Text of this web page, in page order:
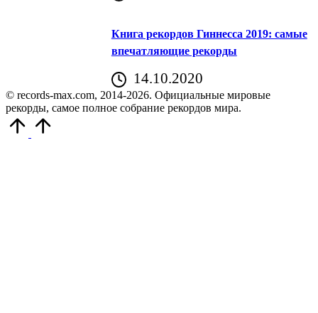
Книга рекордов Гиннесса 2019: самые
впечатляющие рекорды
14.10.2020
© records-max.com, 2014-2026. Официальные мировые
рекорды, самое полное собрание рекордов мира.